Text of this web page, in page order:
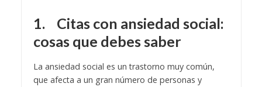
1. Citas con ansiedad social:
cosas que debes saber
La ansiedad social es un trastorno muy común,
que afecta a un gran número de personas y